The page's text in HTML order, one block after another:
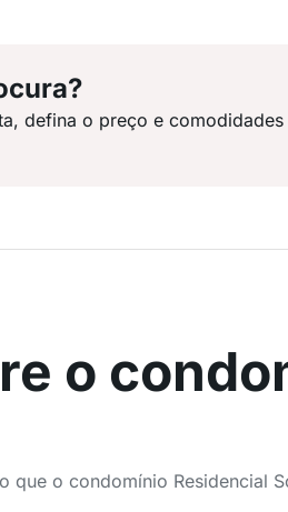
defina o preço e
o
que o condomínio Residencial